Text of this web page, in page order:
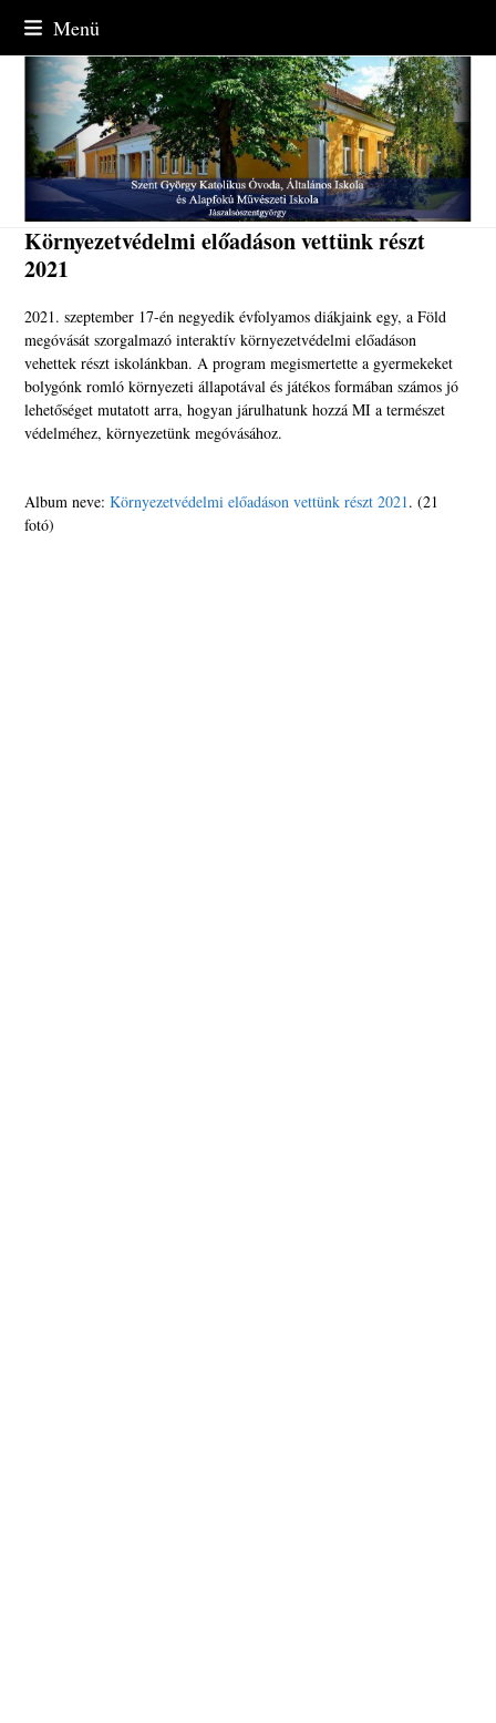
content
Menü
Környezetvédelmi előadáson vettünk részt
2021
2021. szeptember 17-én negyedik évfolyamos diákjaink egy, a Föld
megóvását szorgalmazó interaktív környezetvédelmi előadáson
vehettek részt iskolánkban. A program megismertette a gyermekeket
bolygónk romló környezeti állapotával és játékos formában számos jó
lehetőséget mutatott arra, hogyan járulhatunk hozzá MI a természet
védelméhez, környezetünk megóvásához.
Album neve:Környezetvédelmi előadáson vettünk részt 2021. (21
fotó)